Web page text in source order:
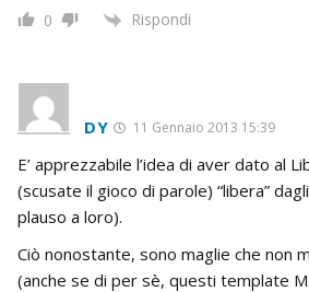
0 Rispondi
DY 11 Gennaio 2013 15:39
E’ apprezzabile l’idea di aver dato al
(scusate il gioco di parole) “libera”
plauso a loro).
Ciò nonostante, sono maglie che non
(anche se di per sè, questi template